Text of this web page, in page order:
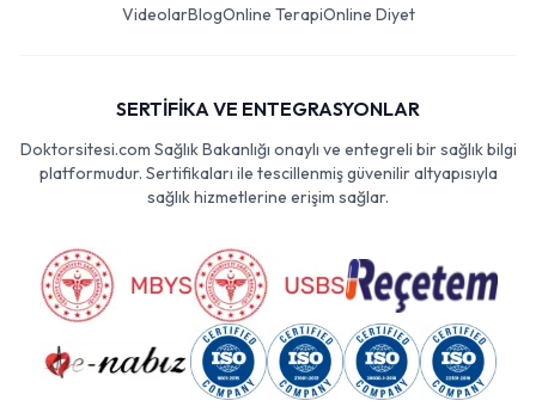
VideolarBlogOnline TerapiOnline Diyet
SERTİFİKA VE ENTEGRASYONLAR
Doktorsitesi.com Sağlık Bakanlığı onaylı ve entegreli bir sağlık bilgi
platformudur. Sertifikaları ile tescillenmiş güvenilir altyapısıyla
sağlık hizmetlerine erişim sağlar.